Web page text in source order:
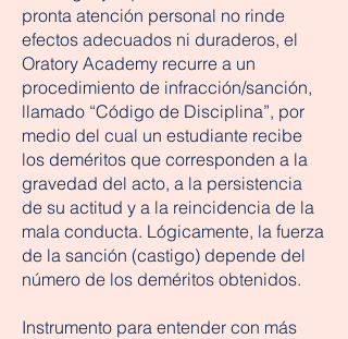
pronta atención personal no rinde
efectos adecuados ni duraderos, el
Oratory Academy recurre a un
procedimiento de infracción/sanción,
llamado “Código de Disciplina”, por
medio del cual un estudiante recibe
los deméritos que corresponden a la
gravedad del acto, a la persistencia
de su actitud y a la reincidencia de la
mala conducta. Lógicamente, la fuerza
de la sanción (castigo) depende del
número de los deméritos obtenidos.
Instrumento para entender con más